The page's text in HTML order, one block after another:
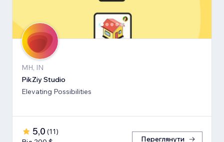
MH, IN
PikZiy Studio
Elevating Possibilities
5,0 (11)
Переглянути